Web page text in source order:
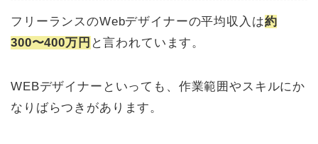
フリーランスのWebデザイナーの平均収入は約
300〜400万円 と言われています。
WEBデザイナーといっても、作業範囲やスキルにか
なりばらつきがあります。